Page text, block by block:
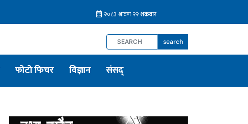
search
फोटो फिचर विज्ञान संसद्